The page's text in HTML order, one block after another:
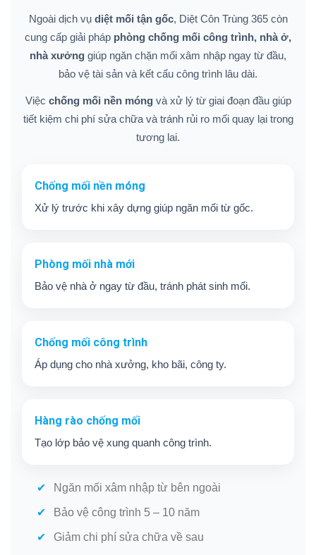
Ngoài dịch vụ diệt mối tận gốc, Diệt Côn Trùng 365 còn
cung cấp giải pháp phòng chống mối công trình, nhà ở,
nhà xưởng giúp ngăn chặn mối xâm nhập ngay từ đầu,
bảo vệ tài sản và kết cấu công trình lâu dài.
Việc chống mối nền móngvà xử lý từ giai đoạn đầu giúp
tiết kiệm chi phí sửa chữa và tránh rủi ro mối quay lại trong
tương lai.
Chống mối nền móng
Xử lý trước khi xây dựng giúp ngăn mối từ gốc.
Phòng mối nhà mới
Bảo vệ nhà ở ngay từ đầu, tránh phát sinh mối.
Chống mối công trình
Áp dụng cho nhà xưởng, kho bãi, công ty.
Hàng rào chống mối
Tạo lớp bảo vệ xung quanh công trình.
Ngăn mối xâm nhập từ bên ngoài
Bảo vệ công trình 5 – 10 năm
Giảm chi phí sửa chữa về sau